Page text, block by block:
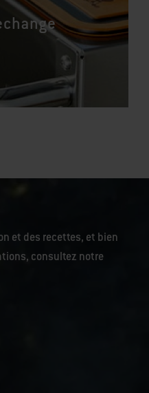
et des recettes, et bien
consultez notre